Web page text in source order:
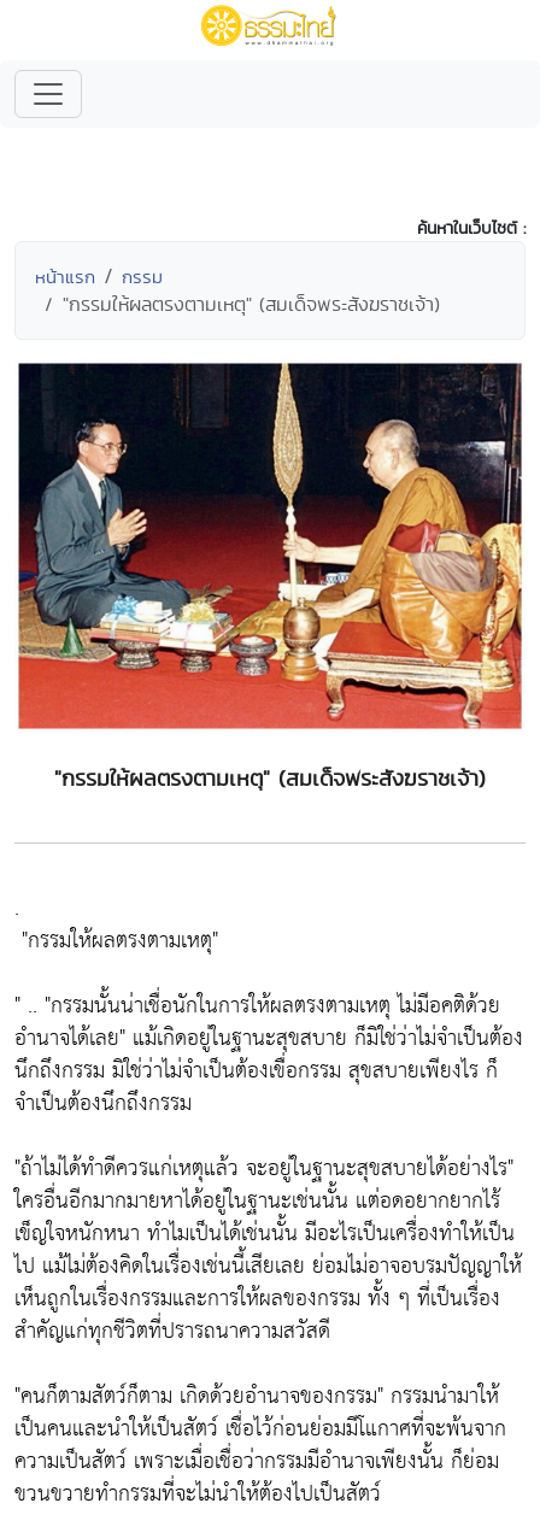
ค้นหาในเว็บไซต์ :
หน้าแรก กรรม
"กรรมให้ผลตรงตามเหตุ" (สมเด็จพระสังฆราชเจ้า)
"กรรมให้ผลตรงตามเหตุ" (สมเด็จพระสังฆราชเจ้า)
.
"กรรมให้ผลตรงตามเหตุ"
" .. "กรรมนั้นน่าเชื่อนักในการให้ผลตรงตามเหตุ ไม่มีอคติด้วย
อำนาจได้เลย" แม้เกิดอยู่ในฐานะสุขสบาย ก็มิใช่ว่าไม่จำเป็นต้อง
นึกถึงกรรม มิใช่ว่าไม่จำเป็นต้องเขื่อกรรม สุขสบายเพียงไร ก็
จำเป็นต้องนึกถึงกรรม
"ถ้าไม่ได้ทำดีควรแก่เหตุแล้ว จะอยู่ในฐานะสุขสบายได้อย่างไร"
ใครอื่นอีกมากมายหาได้อยู่ในฐานะเช่นนั้น แต่อดอยากยากไร้
เข็ญใจหนักหนา ทำไมเป็นได้เช่นนั้น มีอะไรเป็นเครื่องทำให้เป็น
ไป แม้ไม่ต้องคิดในเรื่องเช่นนี้เสียเลย ย่อมไม่อาจอบรมปัญญาให้
เห็นถูกในเรื่องกรรมและการให้ผลของกรรม ทั้ง ๆ ที่เป็นเรื่อง
สำคัญแก่ทุกชีวิตที่ปรารถนาความสวัสดี
"คนก็ตามสัตว์ก็ตาม เกิดด้วยอำนาจของกรรม" กรรมนำมาให้
เป็นคนและนำให้เป็นสัตว์ เชื่อไว้ก่อนย่อมมีโแกาศที่จะพ้นจาก
ความเป็นสัตว์ เพราะเมื่อเชื่อว่ากรรมมีอำนาจเพียงนั้น ก็ย่อม
ขวนขวายทำกรรมที่จะไม่นำให้ต้องไปเป็นสัตว์